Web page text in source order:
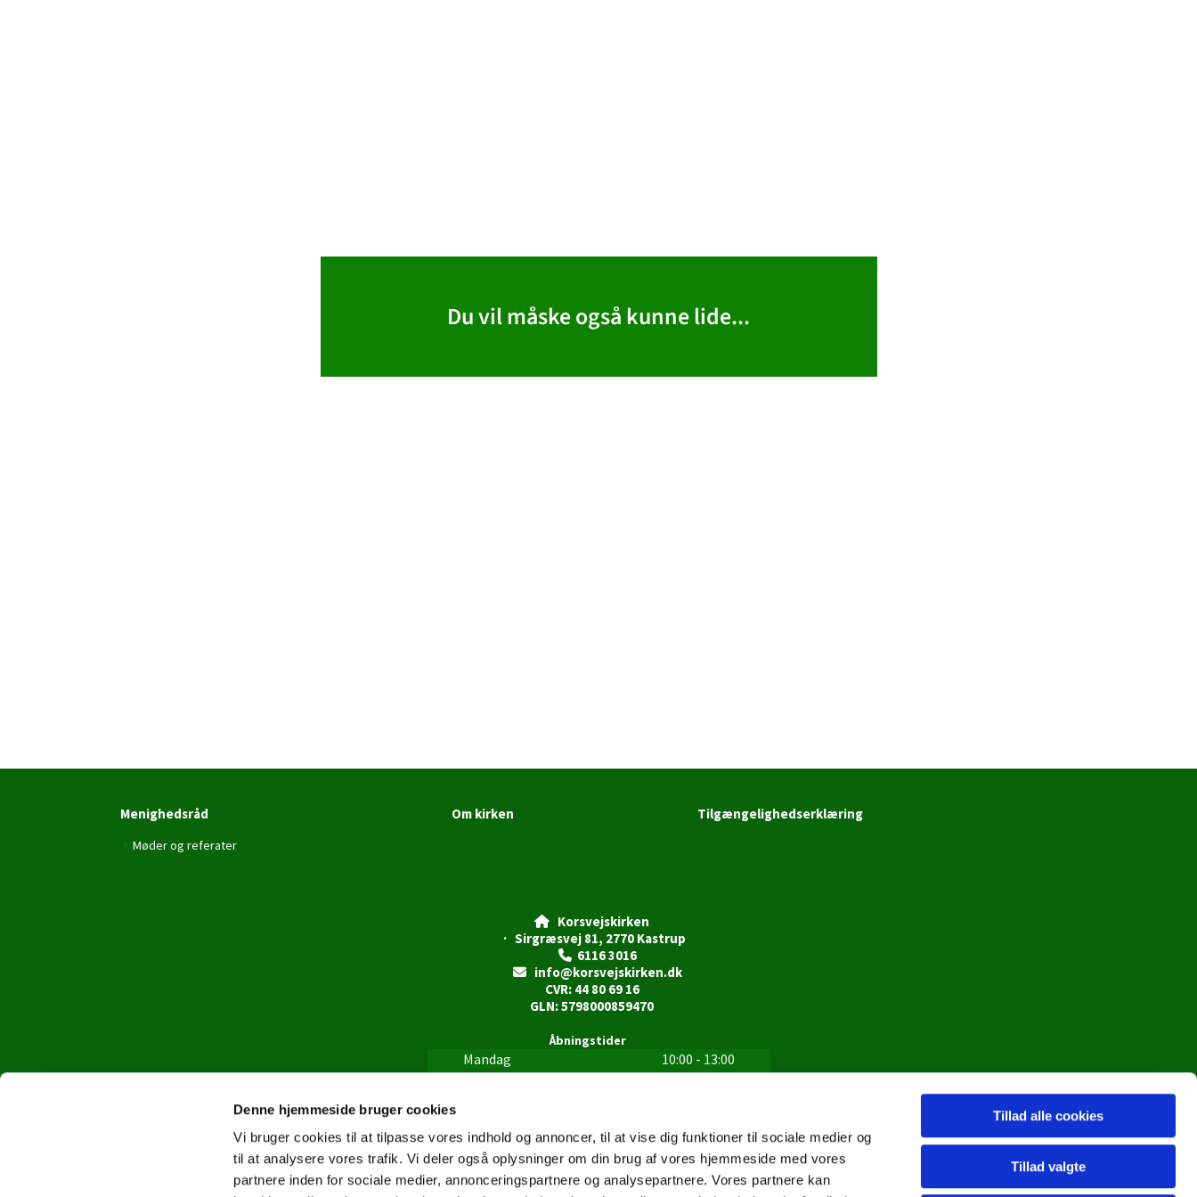
Denne hjemmeside bruger cookies
Vi bruger cookies til at tilpasse vores indhold og annoncer, til at vise dig funktioner til sociale medier og
til at analysere vores trafik. Vi deler også oplysninger om din brug af vores hjemmeside med vores
partnere inden for sociale medier, annonceringspartnere og analysepartnere. Vores partnere kan
Tillad alle cookies
Tillad valgte
Du vil måske også kunne lide...
Menighedsråd
Møder og referater
Om kirken Tilgængelighedserklæring

Korsvejskirken
· Sirgræsvej 81, 2770 Kastrup
6116 3016
info@korsvejskirken.dk
CVR: 44 80 69 16
GLN: 5798000859470
Åbningstider
Mandag
10:00 - 13:00
Tirsdag
10:00 - 13:00
15:00 - 18:00
Fredag
10:00 - 13:00
Lørdag
Lukket